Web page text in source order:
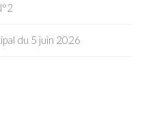
du 5 juin 2026